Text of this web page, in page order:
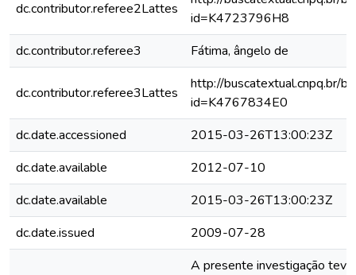
dc.contributor.referee2Lattes
id=K4723796H8
dc.contributor.referee3
Fátima, ângelo de
dc.contributor.referee3Lattes
http://buscatextual.cnpq.br/
id=K4767834E0
dc.date.accessioned
2015-03-26T13:00:23Z
dc.date.available
2012-07-10
dc.date.available
2015-03-26T13:00:23Z
dc.date.issued
2009-07-28
A presente investigação